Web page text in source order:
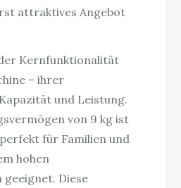
attraktives Angebot
Kernfunktionalität
– ihrer
und Leistung.
von 9 kg ist
für Familien und
hohen
geeignet. Diese